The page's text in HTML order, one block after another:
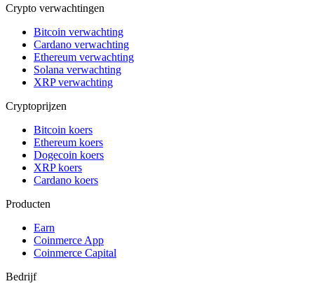
Crypto verwachtingen
Bitcoin verwachting
Cardano verwachting
Ethereum verwachting
Solana verwachting
XRP verwachting
Cryptoprijzen
Bitcoin koers
Ethereum koers
Dogecoin koers
XRP koers
Cardano koers
Producten
Earn
Coinmerce App
Coinmerce Capital
Bedrijf